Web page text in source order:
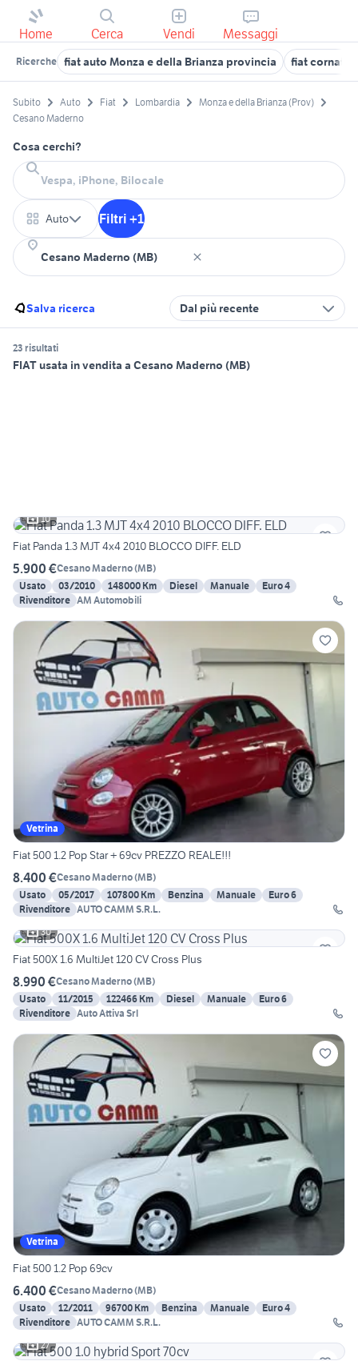
Home Cerca Vendi Messaggi
Ricerche fiat auto Monza e della Brianza provincia fiat cornate
Subito Auto Fiat Lombardia
Monza e della Brianza (Prov)
Cesano Maderno
Cosa cerchi?
Auto Filtri +1
Salva ricerca Dal più recente
23 risultati
FIAT usata in vendita a Cesano Maderno (MB)
10
Fiat Panda 1.3 MJT 4x4 2010 BLOCCO DIFF. ELD
5.900 €Cesano Maderno(MB)
Usato
03/2010 148000 Km Diesel Manuale
Euro 4
Rivenditore AM Automobili
Vetrina
Fiat 500 1.2 Pop Star + 69cv PREZZO REALE!!!
8.400 €Cesano Maderno(MB)
Usato
05/2017 107800 Km Benzina Manuale
Euro 6
Rivenditore AUTO CAMM S.R.L.
30
Fiat 500X 1.6 MultiJet 120 CV Cross Plus
8.990 €Cesano Maderno(MB)
Usato
11/2015 122466 Km Diesel Manuale
Euro 6
Rivenditore Auto Attiva Srl
Vetrina
Fiat 500 1.2 Pop 69cv
6.400 €Cesano Maderno(MB)
Usato
12/2011 96700 Km Benzina Manuale
Euro 4
Rivenditore AUTO CAMM S.R.L.
27